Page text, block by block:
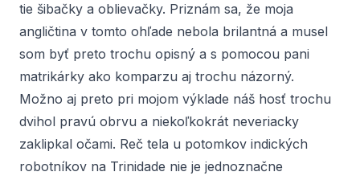
tie šibačky a oblievačky. Priznám sa, že moja
angličtina v tomto ohľade nebola brilantná a musel
som byť preto trochu opisný a s pomocou pani
matrikárky ako komparzu aj trochu názorný.
Možno aj preto pri mojom výklade náš hosť trochu
dvihol pravú obrvu a niekoľkokrát neveriacky
zaklipkal očami. Reč tela u potomkov indických
robotníkov na Trinidade nie je jednoznačne